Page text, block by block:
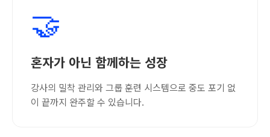
🤝
혼자가 아닌 함께하는 성장
강사의 밀착 관리와 그룹 훈련 시스템으로 중도 포기 없
이 끝까지 완주할 수 있습니다.